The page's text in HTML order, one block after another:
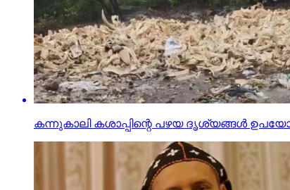
കന്നുകാലി കശാപ്പിന്റെ പഴയ ദൃശ്യങ്ങൾ